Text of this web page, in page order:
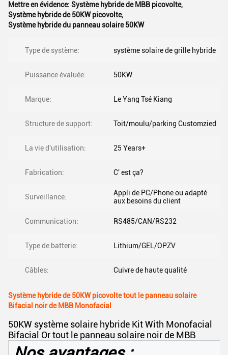
Mettre en évidence: Système hybride de MBB picovolte,
Système hybride de 50KW picovolte,
Système hybride du panneau solaire 50KW
Type de système: système solaire de grille hybride
Puissance évaluée: 50KW
Marque: Le Yang Tsé Kiang
Structure de support: Toit/moulu/parking Customzied
La vie d'utilisation: 25 Years+
Fabrication: C' est ça?
Surveillance:
Appli de PC/Phone ou adapté
aux besoins du client
Communication: RS485/CAN/RS232
Type de batterie: Lithium/GEL/OPZV
Câbles: Cuivre de haute qualité
Système hybride de 50KW picovolte tout le panneau solaire
Bifacial noir de MBB Monofacial
50KW système solaire hybride Kit With Monofacial
Bifacial Or tout le panneau solaire noir de MBB